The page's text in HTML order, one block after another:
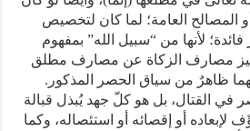
المصالح العامة؛ لما كان لتخصيص
لأنها من “سبيل الله” بمفهوم
تتميز مصارف الزكاة عن مصارف مطلق
ظاهرٌ من سياق الحصر المذكور.
في القتال، بل هو كلّ جهد يُبذل قبالة
لإبعاده أو إقصائه أو استئصاله، وكما